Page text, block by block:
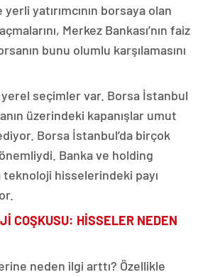
yatırımcının borsaya olan
Merkez Bankası’nın faiz
bunu olumlu karşılamasını
seçimler var. Borsa İstanbul
üzerindeki kapanışlar umut
Borsa İstanbul’da birçok
Banka ve holding
teknoloji hisselerindeki payı
COŞKUSU: HİSSELER NEDEN
neden ilgi arttı? Özellikle